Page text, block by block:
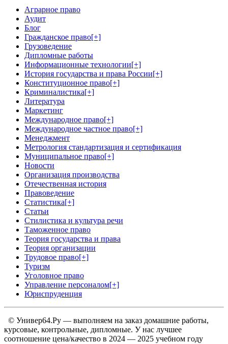
Аграрное право
Аудит
Блог
Гражданское право[+]
Грузоведение
Дипломные работы
Информационные технологии[+]
История государства и права России[+]
Конституционное право[+]
Криминалистика[+]
Литература
Маркетинг
Международное право[+]
Международное частное право[+]
Менеджмент
Метрология стандартизация и сертификация
Муниципальное право[+]
Новости
Организация производства
Отечественная история
Правоведение
Статистика[+]
Статьи
Стилистика и культура речи
Таможенное право
Теория государства и права
Теория организации
Трудовое право[+]
Туризм
Уголовное право
Управление персоналом[+]
Юриспруденция
© Универ64.Ру — выполняем на заказ домашние работы,
курсовые, контрольные, дипломные. У нас лучшее
соотношение цена/качество в 2024 — 2025 учебном году